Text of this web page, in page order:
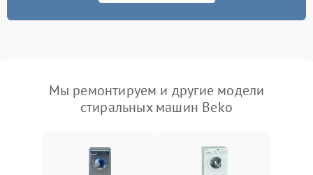
Мы ремонтируем и другие модели
стиральных машин Beko